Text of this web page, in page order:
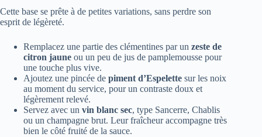
Cette base se prête à de petites variations, sans perdre son
esprit de légèreté.
Remplacez une partie des clémentines par un zeste de
citron jaune ou un peu de jus de pamplemousse pour
une touche plus vive.
Ajoutez une pincée de piment d’Espelette sur les noix
au moment du service, pour un contraste doux et
légèrement relevé.
Servez avec un vin blanc sec, type Sancerre, Chablis
ou un champagne brut. Leur fraîcheur accompagne très
bien le côté fruité de la sauce.